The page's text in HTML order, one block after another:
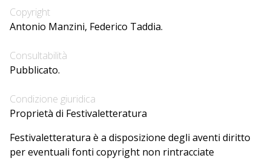
Copyright
Antonio Manzini, Federico Taddia.
Consultabilità
Pubblicato.
Condizione giuridica
Proprietà di Festivaletteratura
Festivaletteratura è a disposizione degli aventi diritto
per eventuali fonti copyright non rintracciate